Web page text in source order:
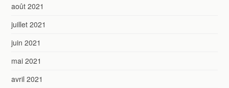
août 2021
juillet 2021
juin 2021
mai 2021
avril 2021